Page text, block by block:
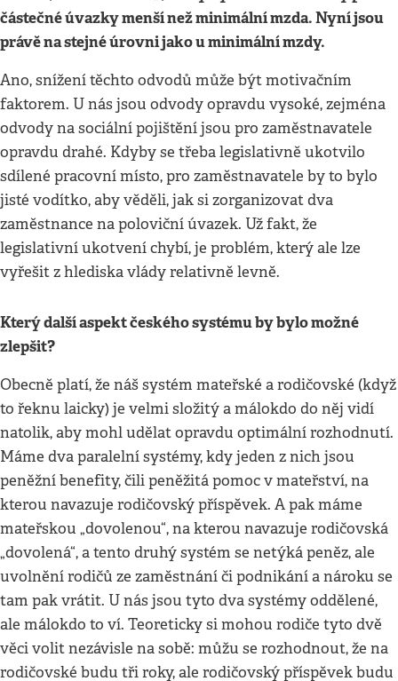
částečné úvazky menší než minimální mzda. Nyní jsou
právě na stejné úrovni jako u minimální mzdy.
Ano, snížení těchto odvodů může být motivačním
faktorem. U nás jsou odvody opravdu vysoké, zejména
odvody na sociální pojištění jsou pro zaměstnavatele
opravdu drahé. Kdyby se třeba legislativně ukotvilo
sdílené pracovní místo, pro zaměstnavatele by to bylo
jisté vodítko, aby věděli, jak si zorganizovat dva
zaměstnance na poloviční úvazek. Už fakt, že
legislativní ukotvení chybí, je problém, který ale lze
vyřešit z hlediska vlády relativně levně.
Který další aspekt českého systému by bylo možné
zlepšit?
Obecně platí, že náš systém mateřské a rodičovské (když
to řeknu laicky) je velmi složitý a málokdo do něj vidí
natolik, aby mohl udělat opravdu optimální rozhodnutí.
Máme dva paralelní systémy, kdy jeden z nich jsou
peněžní benefity, čili peněžitá pomoc v mateřství, na
kterou navazuje rodičovský příspěvek. A pak máme
mateřskou „dovolenou“, na kterou navazuje rodičovská
„dovolená“, a tento druhý systém se netýká peněz, ale
uvolnění rodičů ze zaměstnání či podnikání a nároku se
tam pak vrátit. U nás jsou tyto dva systémy oddělené,
ale málokdo to ví. Teoreticky si mohou rodiče tyto dvě
věci volit nezávisle na sobě: můžu se rozhodnout, že na
rodičovské budu tři roky, ale rodičovský příspěvek budu